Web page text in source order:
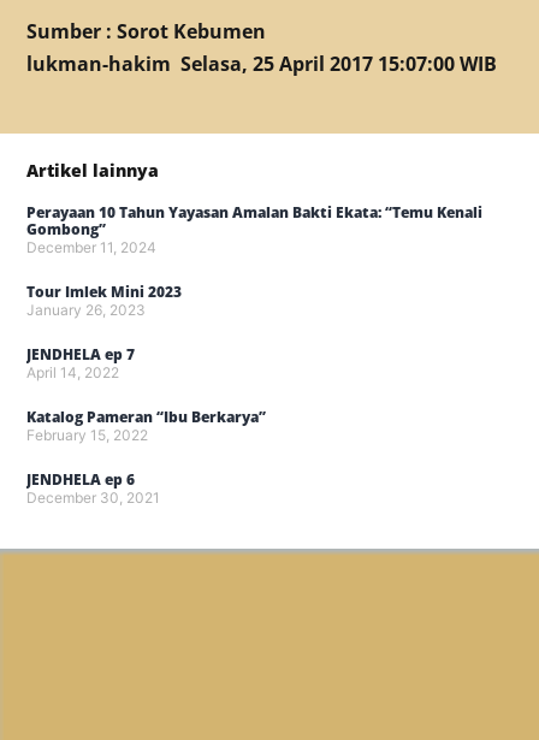
Sumber : Sorot Kebumen
lukman-hakim Selasa, 25 April 2017 15:07:00 WIB
Artikel lainnya
Perayaan 10 Tahun Yayasan Amalan Bakti Ekata: “Temu Kenali
Gombong”
December 11, 2024
Tour Imlek Mini 2023
January 26, 2023
JENDHELA ep 7
April 14, 2022
Katalog Pameran “Ibu Berkarya”
February 15, 2022
JENDHELA ep 6
December 30, 2021